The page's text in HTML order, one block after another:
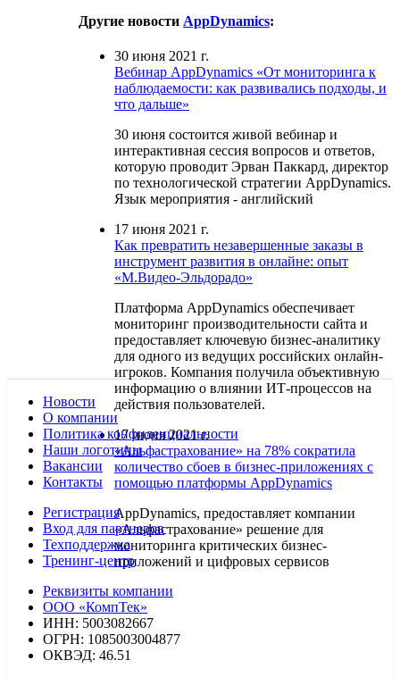
Другие новости AppDynamics:
30 июня 2021 г.
Вебинар AppDynamics «От мониторинга к
наблюдаемости: как развивались подходы, и
что дальше»
30 июня состоится живой вебинар и
интерактивная сессия вопросов и ответов,
которую проводит Эрван Паккард, директор
по технологической стратегии AppDynamics.
Язык мероприятия - английский
17 июня 2021 г.
Как превратить незавершенные заказы в
инструмент развития в онлайне: опыт
«М.Видео-Эльдорадо»
Платформа AppDynamics обеспечивает
мониторинг производительности сайта и
предоставляет ключевую бизнес-аналитику
для одного из ведущих российских онлайн-
игроков. Компания получила объективную
информацию о влиянии ИТ-процессов на
действия пользователей.
17 июня 2021 г.
«Альфастрахование» на 78% сократила
количество сбоев в бизнес-приложениях с
помощью платформы AppDynamics
AppDynamics, предоставляет компании
«Альфастрахование» решение для
мониторинга критических бизнес-
приложений и цифровых сервисов
Новости
О компании
Политика конфиденциальности
Наши логотипы
Вакансии
Контакты
Регистрация
Вход для партнеров
Техподдержка
Тренинг-центр
Реквизиты компании
ООО «КомпТек»
ИНН: 5003082667
ОГРН: 1085003004877
ОКВЭД: 46.51